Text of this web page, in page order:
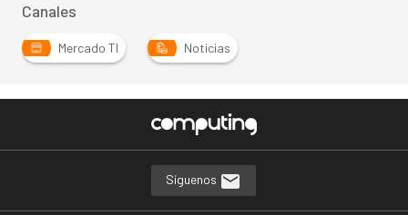
Canales
Mercado TI Noticias
Síguenos